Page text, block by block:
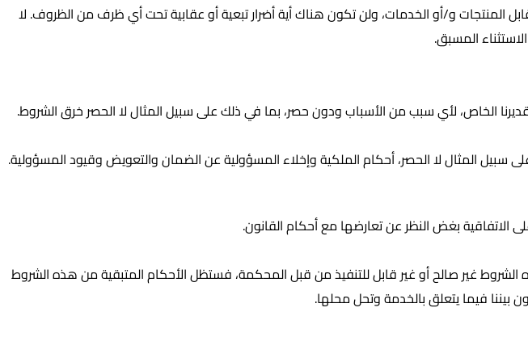
المنتجات و/أو الخدمات، ولن تكون هناك أية أضرار تبعية أو عقابية تحت أي ظرف من الظروف. لا
المسبق.
الخاص، لأي سبب من الأسباب ودون حصر، بما في ذلك على سبيل المثال لا الحصر خرق الشروط.
المثال لا الحصر، أحكام الملكية وإخلاء المسؤولية عن الضمان والتعويض وقيود المسؤولية.
بغض النظر عن تعارضها مع أحكام القانون.
غير صالح أو غير قابل للتنفيذ من قبل المحكمة، فستظل الأحكام المتبقية من هذه الشروط
بيننا فيما يتعلق بالخدمة وتحل محلها.